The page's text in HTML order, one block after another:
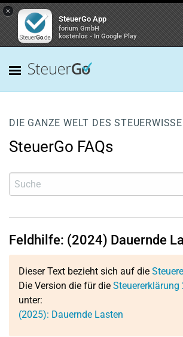
×
SteuerGo App
forium GmbH
kostenlos - In Google Play
DIE GANZE WELT DES
SteuerGo FAQs
Feldhilfe: (2024) Dauernde
Dieser Text bezieht sich auf die
Die Version die für die Steuererklärung
unter:
(2025): Dauernde Lasten